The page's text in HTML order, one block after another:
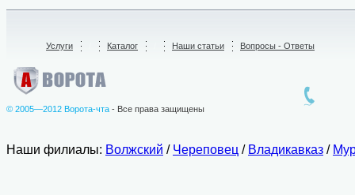
Услуги Каталог Наши статьи Вопросы - Ответы
© 2005—2012 Ворота-чта - Все права защищены
Наши филиалы: Волжский / Череповец / Владикавказ /